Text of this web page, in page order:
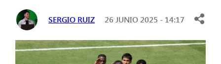
SERGIO RUIZ 26 JUNIO 2025 - 14:17